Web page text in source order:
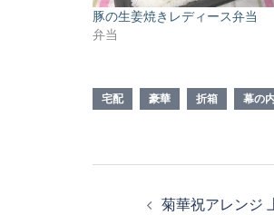
豚の生姜焼きレディース弁当
弁当
宅配 豪華 折箱 幕の
菊華祝アレンジ